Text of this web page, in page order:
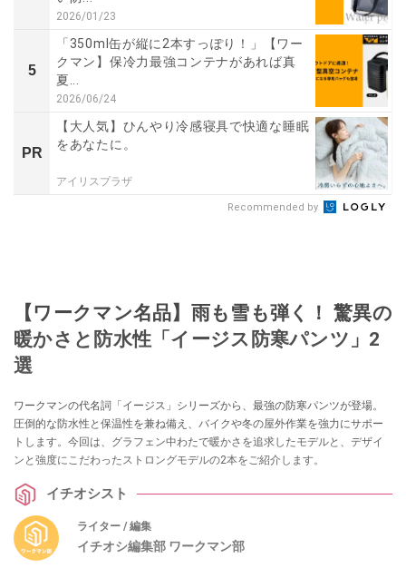
2026/01/23
5
「350ml缶が縦に2本すっぽり！」【ワー
クマン】保冷力最強コンテナがあれば真
夏...
2026/06/24
PR
【大人気】ひんやり冷感寝具で快適な睡眠
をあなたに。
アイリスプラザ
Recommended by
【ワークマン名品】雨も雪も弾く！ 驚異の
暖かさと防水性「イージス防寒パンツ」2
選
ワークマンの代名詞「イージス」シリーズから、最強の防寒パンツが登場。
圧倒的な防水性と保温性を兼ね備え、バイクや冬の屋外作業を強力にサポー
トします。今回は、グラフェン中わたで暖かさを追求したモデルと、デザイ
ンと強度にこだわったストロングモデルの2本をご紹介します。
イチオシスト
ライター / 編集
イチオシ編集部 ワークマン部